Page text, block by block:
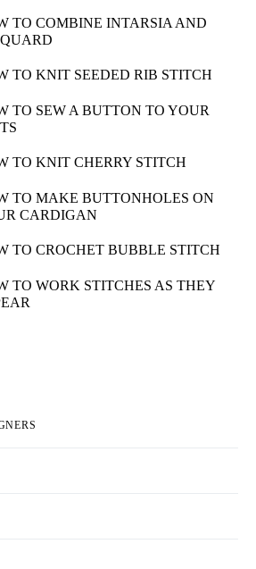
TO COMBINE INTARSIA AND
TO KNIT SEEDED RIB STITCH
TO SEW A BUTTON TO YOUR
TO KNIT CHERRY STITCH
TO MAKE BUTTONHOLES ON
CARDIGAN
TO CROCHET BUBBLE STITCH
TO WORK STITCHES AS THEY